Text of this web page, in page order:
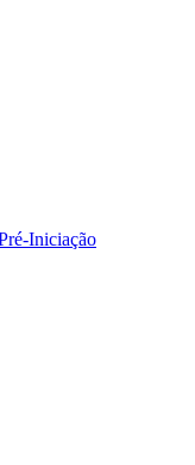
Iniciação